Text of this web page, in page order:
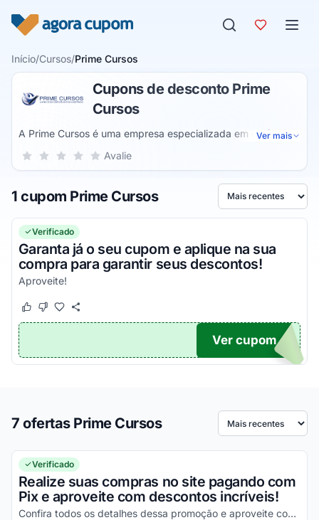
Início/Cursos/Prime Cursos
Cupons de desconto Prime
Cursos
A Prime Cursos é uma empresa especializada em ensino a
distância, sendo uma referência no segmento desde 2008.
conhecimento, que vão te auxiliar em novos aprendizados,
além de você ainda ter a opção de adquirir o seu certificado
ao final do curso.
Ver mais
Sua nota para Prime Cursos, de 1 a 5 estrelas
5 estrelas
4 estrelas
3 estrelas
2 estrelas
1 estrela Avalie
1 cupom Prime Cursos Ordenar por
Verificado
Garanta já o seu cupom e aplique na sua
compra para garantir seus descontos!
Aproveite!
Este cupom funcionou
Este cupom não funcionou
TICO
Ver cupom
7 ofertas Prime Cursos Ordenar por
Verificado
Realize suas compras no site pagando com
Pix e aproveite com descontos incríveis!
Confira todos os detalhes dessa promoção e aproveite com os melhores descontos agora mesmo!